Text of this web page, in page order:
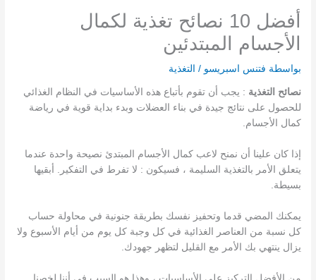
أفضل 10 نصائح تغذية لكمال
الأجسام المبتدئين
بواسطة فتنس اسبريسو/ التغذية
نصائح التغذية : يجب أن تقوم بأتباع هذه الأساسيات في النظام الغذائي
للحصول على نتائج جيدة في بناء العضلات وبدء بداية قوية في رياضة
كمال الأجسام.
إذا كان علينا أن نمنح لاعب كمال الأجسام المبتدئ نصيحة واحدة عندما
يتعلق الأمر بالتغذية السليمة ، فسيكون : لا تفرط في التفكير.
أبقيها
بسيطة.
يمكنك المضي قدما وتحفيز نفسك بطريقة جنونية في محاولة حساب
كل نسبة من العناصر الغذائية في كل وجبة كل يوم من أيام الأسبوع ولا
يزال ينتهي بك الأمر مع القليل لتظهر جهودك.